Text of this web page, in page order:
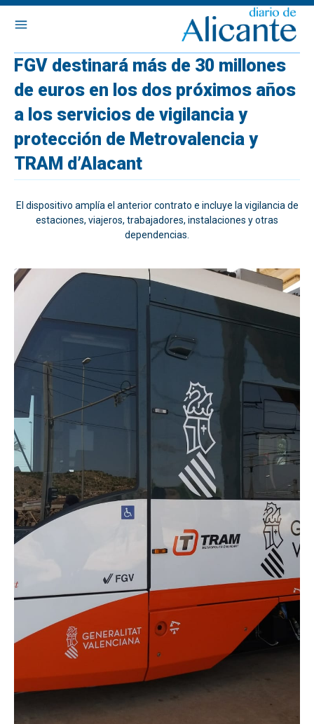
FGV destinará más de 30 millones
de euros en los dos próximos años
a los servicios de vigilancia y
protección de Metrovalencia y
TRAM d’Alacant
El dispositivo amplía el anterior contrato e incluye la vigilancia de
estaciones, viajeros, trabajadores, instalaciones y otras
dependencias.